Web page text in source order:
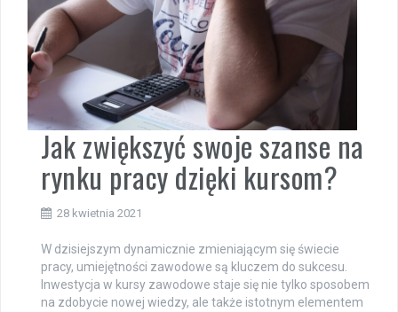
Jak zwiększyć swoje szanse na
rynku pracy dzięki kursom?
28 kwietnia 2021
W dzisiejszym dynamicznie zmieniającym się świecie
pracy, umiejętności zawodowe są kluczem do sukcesu.
Inwestycja w kursy zawodowe staje się nie tylko sposobem
na zdobycie nowej wiedzy, ale także istotnym elementem